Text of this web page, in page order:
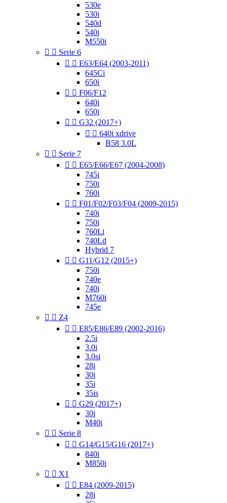
530e
530i
540d
540i
M550i
  Serie 6
  E63/E64 (2003-2011)
645Ci
650i
  F06/F12
640i
650i
  G32 (2017+)
  640i xdrive
B58 3.0L
  Serie 7
  E65/E66/E67 (2004-2008)
745i
750i
760i
  F01/F02/F03/F04 (2009-2015)
740i
750i
760Li
740Ld
Hybrid 7
  G11/G12 (2015+)
750i
740e
740i
M760i
745e
  Z4
  E85/E86/E89 (2002-2016)
2.5i
3.0i
3.0si
28i
30i
35i
35is
  G29 (2017+)
30i
M40i
  Serie 8
  G14/G15/G16 (2017+)
840i
M850i
  X1
  E84 (2009-2015)
28i